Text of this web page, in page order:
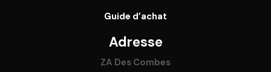
Guide d’achat
Adresse
ZA Des Combes